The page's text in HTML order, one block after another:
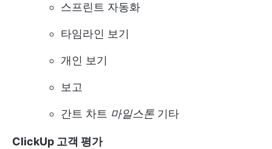
스프린트 자동화
타임라인 보기
개인 보기
보고
간트 차트 마일스톤 기타
ClickUp 고객 평가